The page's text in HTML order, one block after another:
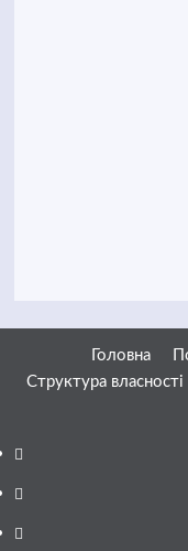
Головна
Структура власності
Facebook
YouTube
Telegram